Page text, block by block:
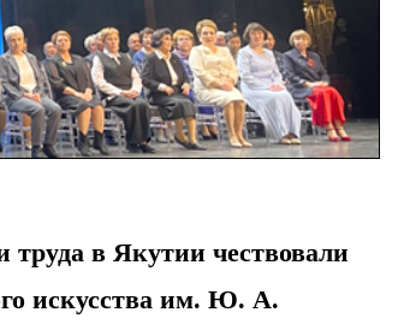
в Якутии чествовали
искусства им. Ю. А.